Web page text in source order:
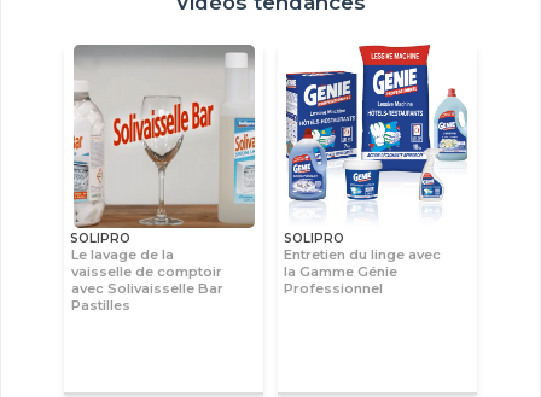
SOLIPRO
Le lavage de la
vaisselle de comptoir
avec Solivaisselle Bar
Pastilles
SOLIPRO
Entretien du linge avec
la Gamme Génie
Professionnel